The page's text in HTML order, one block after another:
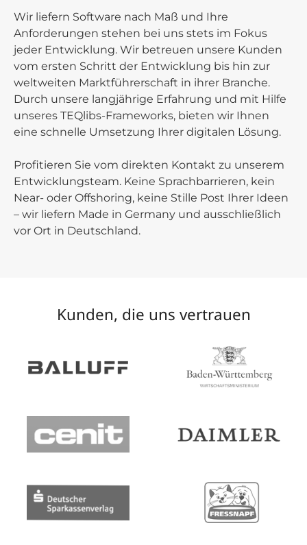
Wir liefern Software nach Maß und Ihre
Anforderungen stehen bei uns stets im Fokus
jeder Entwicklung. Wir betreuen unsere Kunden
vom ersten Schritt der Entwicklung bis hin zur
weltweiten Marktführerschaft in ihrer Branche.
Durch unsere langjährige Erfahrung und mit Hilfe
unseres TEQlibs-Frameworks, bieten wir Ihnen
eine schnelle Umsetzung Ihrer digitalen Lösung.
Profitieren Sie vom direkten Kontakt zu unserem
Entwicklungsteam. Keine Sprachbarrieren, kein
Near- oder Offshoring, keine Stille Post Ihrer Ideen
– wir liefern Made in Germany und ausschließlich
vor Ort in Deutschland.
Kunden, die uns vertrauen